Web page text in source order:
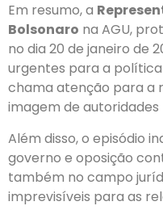
Em resumo, a
Bolsonaro na AGU,
no dia 20 de janeiro de
urgentes para a
chama atenção para a
imagem de autoridades
Além disso, o episódio
governo e oposição
também no campo
imprevisíveis para as